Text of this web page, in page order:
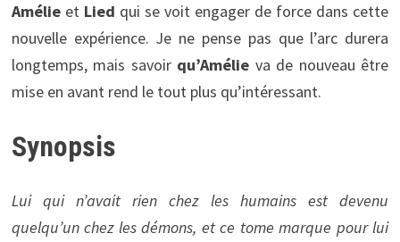
Amélie et Lied qui se voit engager de force dans cette
nouvelle expérience. Je ne pense pas que l’arc durera
longtemps, mais savoir qu’Amélie va de nouveau être
mise en avant rend le tout plus qu’intéressant.
Synopsis
Lui qui n’avait rien chez les humains est devenu
quelqu’un chez les démons, et ce tome marque pour lui